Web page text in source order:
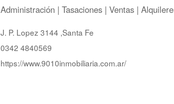
Administración | Tasaciones | Ventas |
J. P. Lopez 3144 ,Santa Fe
0342 4840569
https://www.9010inmobiliaria.com.ar/